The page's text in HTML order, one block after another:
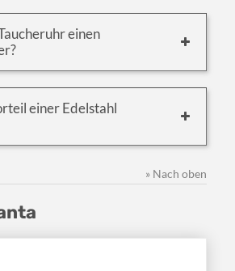
einen
einer Edelstahl
» Nach oben